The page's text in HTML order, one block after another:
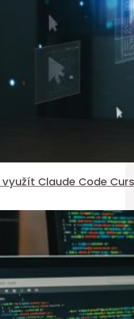
Claude Code